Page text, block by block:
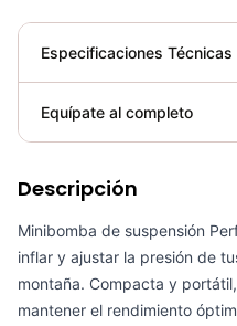
Especificaciones Técnicas
Plegable
Equípate al completo
COP
Descripción
Minibomba de suspensión
inflar y ajustar la presión de
montaña. Compacta y
mantener el rendimiento